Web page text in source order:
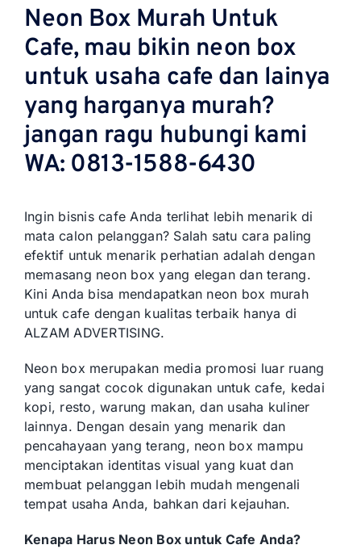
Neon Box Murah Untuk
Cafe, mau bikin neon box
untuk usaha cafe dan lainya
yang harganya murah?
jangan ragu hubungi kami
WA: 0813-1588-6430
Ingin bisnis cafe Anda terlihat lebih menarik di
mata calon pelanggan? Salah satu cara paling
efektif untuk menarik perhatian adalah dengan
memasang neon box yang elegan dan terang.
Kini Anda bisa mendapatkan neon box murah
untuk cafe dengan kualitas terbaik hanya di
ALZAM ADVERTISING.
Neon box merupakan media promosi luar ruang
yang sangat cocok digunakan untuk cafe, kedai
kopi, resto, warung makan, dan usaha kuliner
lainnya. Dengan desain yang menarik dan
pencahayaan yang terang, neon box mampu
menciptakan identitas visual yang kuat dan
membuat pelanggan lebih mudah mengenali
tempat usaha Anda, bahkan dari kejauhan.
Kenapa Harus Neon Box untuk Cafe Anda?